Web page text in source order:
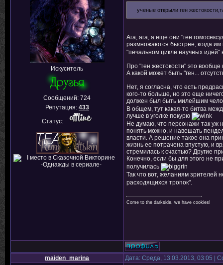
Искуситель
Сообщений:724
Репутация: 433
Статус:
ученые открыли ген
Ага, ага, а еще они "ген
размножаются быстрее, когда
"печальном цикле научных
Про "ген жестокости" это вообще
А какой может быть "ген...
Нет, я согласна, что есть
кого-то больше, но это еще
должен был быть милейшим
В общем, тут какая-то битва
лучше в уголке покурю
Не думаю, что персонажи так уж
понять можно, и навешать
власти. А решение такое она
жизнь ее потрачена впустую, и
стремилась к счастью? Другие
Конечно, если бы для этого не
получилась
Так что вот, желаниям зрителей
расходящихся тропок".
Come to the darkside, we have cookies!
maiden_marina Дата: Среда, 13.03.2013, 03:05 |